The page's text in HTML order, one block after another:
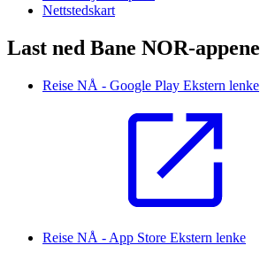
Nettstedskart
Last ned Bane NOR-appene
Reise NÅ - Google Play Ekstern lenke
Reise NÅ - App Store Ekstern lenke